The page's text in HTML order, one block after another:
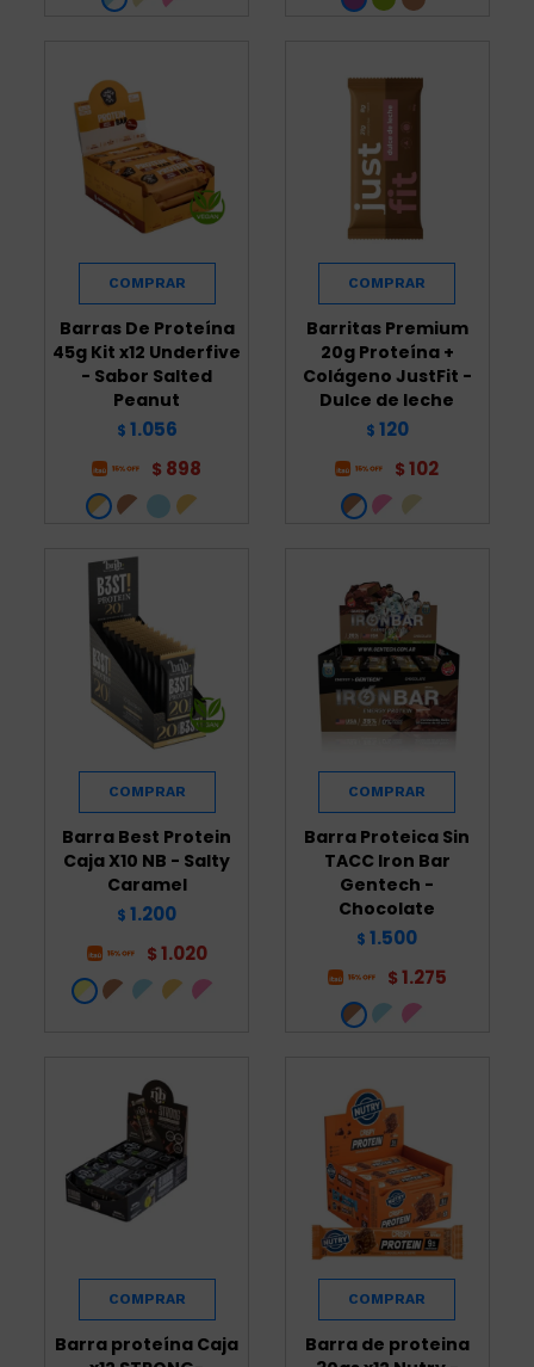
Barras De Proteína
45g Kit x12 Underfive
- Sabor Salted
Peanut
$ 1.056
$ 898
Barritas Premium
20g Proteína +
Colágeno JustFit -
Dulce de leche
$ 120
$ 102
Barra Best Protein
Caja X10 NB - Salty
Caramel
$ 1.200
$ 1.020
Barra Proteica Sin
TACC Iron Bar
Gentech -
Chocolate
$ 1.500
$ 1.275
Barra proteína Caja
Barra de proteina